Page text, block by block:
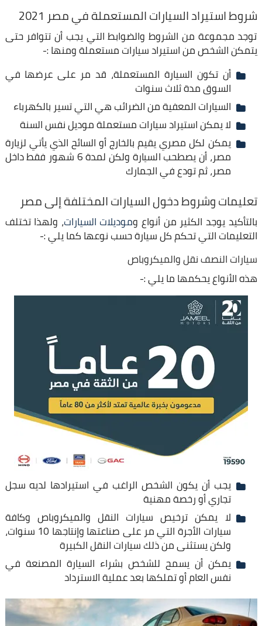
شروط استيراد السيارات المستعملة في مصر 2021
توجد مجموعة من الشروط والضوابط التي يجب أن تتوافر حتى
يتمكن الشخص من استيراد سيارات مستعملة ومنها :-
أن تكون السيارة المستعملة، قد مر على عرضها في
السوق مدة ثلاث سنوات
السيارات المعفية من الضرائب هي التي تسير بالكهرباء
لا يمكن استيراد سيارات مستعملة موديل نفس السنة
يمكن لكل مصري يقيم بالخارج أو السائح الذي يأتي لزيارة
مصر، أن يصطحب السيارة ولكن لمدة 6 شهور فقط داخل
مصر، ثم تودع في الجمارك
تعليمات وشروط دخول السيارات المختلفة إلى مصر
بالتأكيد يوجد الكثير من أنواع وموديلات السيارات، ولهذا تختلف
التعليمات التي تحكم كل سيارة حسب نوعها كما يلي :-
سيارات النصف نقل والميكروباص
هذه الأنواع يحكمها ما يلي :-
يجب أن يكون الشخص الراغب في استيرادها لديه سجل
تجاري أو رخصة مهنية
لا يمكن ترخيص سيارات النقل والميكروباص وكافة
سيارات الأجرة التي مر على صناعتها وإنتاجها 10 سنوات،
ولكن يستثنى من ذلك سيارات النقل الكبيرة
يمكن أن يسمح للشخص بشراء السيارة المصنعة في
نفس العام أو تملكها بعد عملية الاسترداد